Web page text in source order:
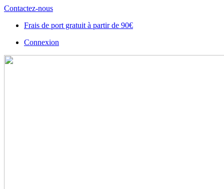
Contactez-nous
Frais de port gratuit à partir de 90€
Connexion